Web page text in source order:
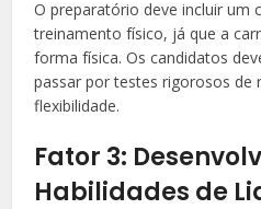
O preparatório deve incluir um
treinamento físico, já que a
forma física. Os candidatos
passar por testes rigorosos de
flexibilidade.
Fator 3:
Habilidades de